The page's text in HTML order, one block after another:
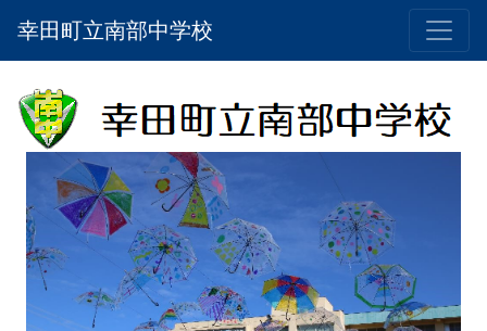
幸田町立南部中学校